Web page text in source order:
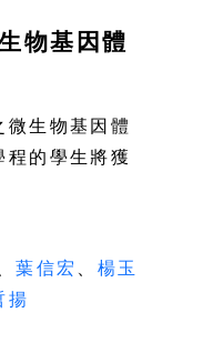
物基因體
生物基因體
的學生將獲
葉信宏 、 楊玉
揚